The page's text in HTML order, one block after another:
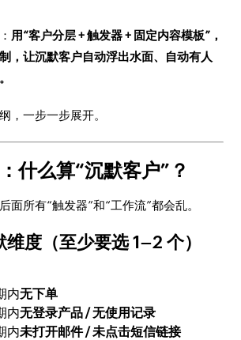
用“客户分层 + 触发器 + 固定内容模板”，
，让沉默客户自动浮出水面、自动有人
，一步一步展开。
什么算“沉默客户”？
面所有“触发器”和“工作流”都会乱。
维度（至少要选 1–2 个）
内无下单
内无登录产品 / 无使用记录
内未打开邮件 / 未点击短信链接